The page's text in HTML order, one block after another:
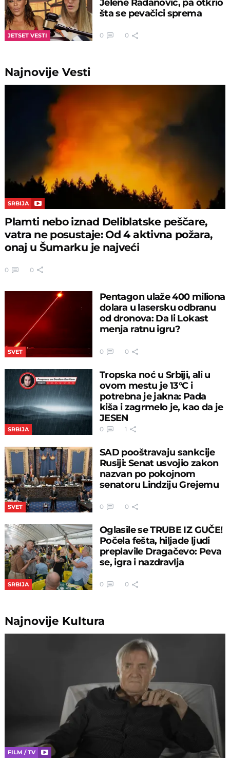
JETSET VESTI
Jelene Radanović, pa otkrio
šta se pevačici sprema
0 0
NajnovijeVesti
SRBIJA
Plamti nebo iznad Deliblatske peščare,
vatra ne posustaje: Od 4 aktivna požara,
onaj u Šumarku je najveći
0 0
SVET
Pentagon ulaže 400 miliona
dolara u lasersku odbranu
od dronova: Da li Lokast
menja ratnu igru?
0 0
SRBIJA
Tropska noć u Srbiji, ali u
ovom mestu je 13°C i
potrebna je jakna: Pada
kiša i zagrmelo je, kao da je
JESEN
0 1
SVET
SAD pooštravaju sankcije
Rusiji: Senat usvojio zakon
nazvan po pokojnom
senatoru Lindziju Grejemu
0 0
SRBIJA
Oglasile se TRUBE IZ GUČE!
Počela fešta, hiljade ljudi
preplavile Dragačevo: Peva
se, igra i nazdravlja
0 0
Najnovije Kultura
FILM / TV